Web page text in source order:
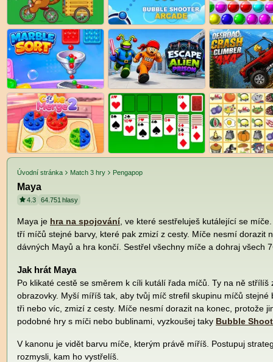
Úvodní stránka Match 3 hry Pengapop
Maya
4.3 64.751 hlasy
Maya je hra na spojování, ve které sestřeluješ kutálející se
tří míčů stejné barvy, které pak zmizí z cesty. Míče nesmí dorazit
dávných Mayů a hra končí. Sestřel všechny míče a dohraj všech
Jak hrát Maya
Po klikaté cestě se směrem k cíli kutálí řada míčů. Ty na ně střílíš
obrazovky. Myší míříš tak, aby tvůj míč strefil skupinu míčů stejné
tři nebo víc, zmizí z cesty. Míče nesmí dorazit na konec, protože
podobné hry s míči nebo bublinami, vyzkoušej taky Bubble
V kanonu je vidět barvu míče, kterým právě míříš. Postupuj
rozmysli, kam ho vystřelíš.